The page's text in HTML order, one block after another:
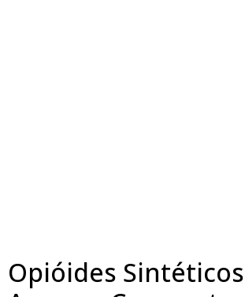
Opióides